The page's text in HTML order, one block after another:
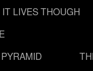
LIVES THOUGH